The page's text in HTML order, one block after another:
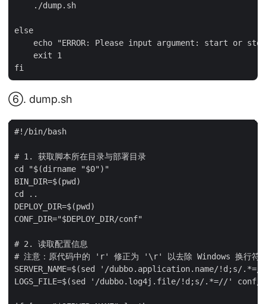
    ./dump.sh
else
echo "ERROR: Please input argument: start or
    exit 1
⑥. dump.sh
#!/bin/bash
# 1. 获取脚本所在目录与部署目录
cd "$(dirname "$0")"
BIN_DIR=$(pwd)
cd ..
DEPLOY_DIR=$(pwd)
CONF_DIR="$DEPLOY_DIR/conf"
# 2. 读取配置信息
# 注意：原代码中的 'r' 修正为 '\r' 以去除 Windows 换行符
SERVER_NAME=$(sed '/dubbo.application.name/
LOGS_FILE=$(sed '/dubbo.log4j.file/!d;s/.*=//'